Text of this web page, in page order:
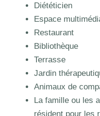
Diététicien
Espace
Restaurant
Bibliothèque
Terrasse
Jardin
Animaux de
La famille ou les
résident pour les